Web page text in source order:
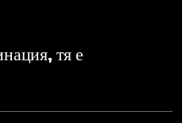
тя е